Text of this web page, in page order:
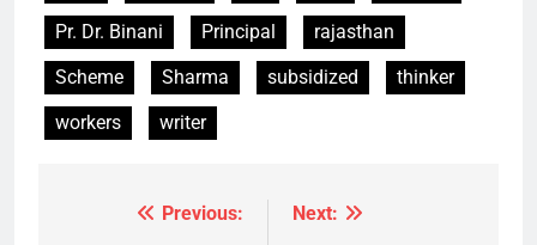
Pr. Dr. Binani
Principal
rajasthan
Scheme
Sharma subsidized
thinker
workers
writer
Previous:
Next: